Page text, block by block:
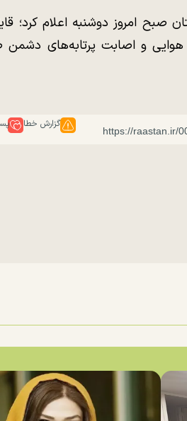
صبح امروز دوشنبه اعلام
و اصابت پرتابه‌های دشمن
گزارش خطا